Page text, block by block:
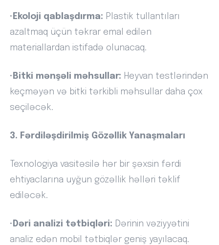
• Ekoloji qablaşdırma: Plastik tullantıları
azaltmaq üçün təkrar emal edilən
materiallardan istifadə olunacaq.
• Bitki mənşəli məhsullar: Heyvan testlərindən
keçməyən və bitki tərkibli məhsullar daha çox
seçiləcək.
3. Fərdiləşdirilmiş Gözəllik Yanaşmaları
Texnologiya vasitəsilə hər bir şəxsin fərdi
ehtiyaclarına uyğun gözəllik həlləri təklif
ediləcək.
• Dəri analizi tətbiqləri: Dərinin vəziyyətini
analiz edən mobil tətbiqlər geniş yayılacaq.